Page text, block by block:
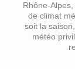
Rhône-
de climat
soit la
météo